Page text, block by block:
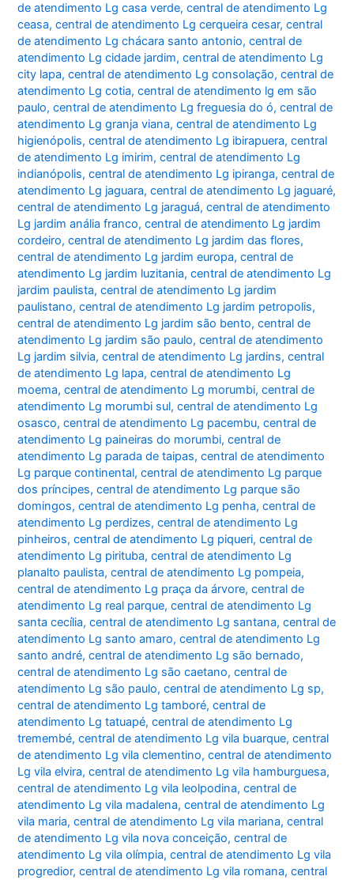
de atendimento Lg casa verde,central de atendimento Lg
ceasa,central de atendimento Lg cerqueira cesar,central
de atendimento Lg chácara santo antonio,central de
atendimento Lg cidade jardim,central de atendimento Lg
city lapa,central de atendimento Lg consolação,central de
atendimento Lg cotia,central de atendimento lg em são
paulo,central de atendimento Lg freguesia do ó,central de
atendimento Lg granja viana,central de atendimento Lg
higienópolis,central de atendimento Lg ibirapuera,central
de atendimento Lg imirim,central de atendimento Lg
indianópolis,central de atendimento Lg ipiranga,central de
atendimento Lg jaguara,central de atendimento Lg jaguaré,
central de atendimento Lg jaraguá,central de atendimento
Lg jardim anália franco,central de atendimento Lg jardim
cordeiro,central de atendimento Lg jardim das flores,
central de atendimento Lg jardim europa,central de
atendimento Lg jardim luzitania,central de atendimento Lg
jardim paulista,central de atendimento Lg jardim
paulistano,central de atendimento Lg jardim petropolis,
central de atendimento Lg jardim são bento,central de
atendimento Lg jardim são paulo,central de atendimento
Lg jardim silvia,central de atendimento Lg jardins,central
de atendimento Lg lapa,central de atendimento Lg
moema,central de atendimento Lg morumbi,central de
atendimento Lg morumbi sul,central de atendimento Lg
osasco,central de atendimento Lg pacembu,central de
atendimento Lg paineiras do morumbi,central de
atendimento Lg parada de taipas,central de atendimento
Lg parque continental,central de atendimento Lg parque
dos príncipes,central de atendimento Lg parque são
domingos,central de atendimento Lg penha,central de
atendimento Lg perdizes,central de atendimento Lg
pinheiros,central de atendimento Lg piqueri,central de
atendimento Lg pirituba,central de atendimento Lg
planalto paulista,central de atendimento Lg pompeia,
central de atendimento Lg praça da árvore,central de
atendimento Lg real parque,central de atendimento Lg
santa cecília,central de atendimento Lg santana,central de
atendimento Lg santo amaro,central de atendimento Lg
santo andré,central de atendimento Lg são bernado,
central de atendimento Lg são caetano,central de
atendimento Lg são paulo,central de atendimento Lg sp,
central de atendimento Lg tamboré,central de
atendimento Lg tatuapé,central de atendimento Lg
tremembé,central de atendimento Lg vila buarque,central
de atendimento Lg vila clementino,central de atendimento
Lg vila elvira,central de atendimento Lg vila hamburguesa,
central de atendimento Lg vila leolpodina,central de
atendimento Lg vila madalena,central de atendimento Lg
vila maria,central de atendimento Lg vila mariana,central
de atendimento Lg vila nova conceição,central de
atendimento Lg vila olímpia,central de atendimento Lg vila
progredior,central de atendimento Lg vila romana,central